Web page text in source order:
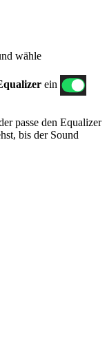
wähle
ein
passe den Equalizer
bis der Sound